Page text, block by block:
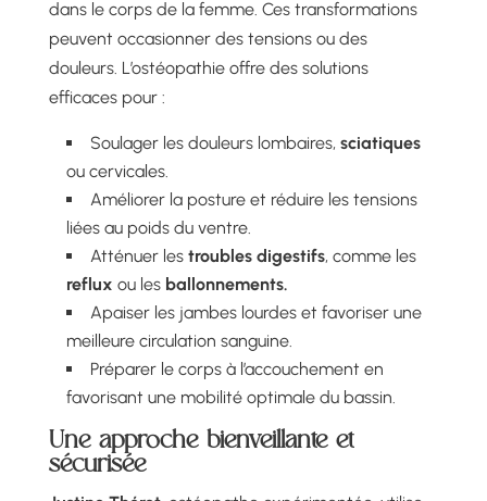
dans le corps de la femme. Ces transformations
peuvent occasionner des tensions ou des
douleurs. L’ostéopathie offre des solutions
efficaces pour :
Soulager les douleurs lombaires, sciatiques
ou cervicales.
Améliorer la posture et réduire les tensions
liées au poids du ventre.
Atténuer les troubles digestifs, comme les
reflux ou les ballonnements.
Apaiser les jambes lourdes et favoriser une
meilleure circulation sanguine.
Préparer le corps à l’accouchement en
favorisant une mobilité optimale du bassin.
Une approche bienveillante et
sécurisée